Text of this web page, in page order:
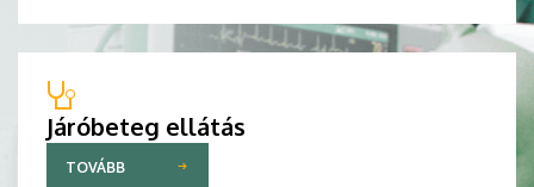
Járóbeteg ellátás
TOVÁBB